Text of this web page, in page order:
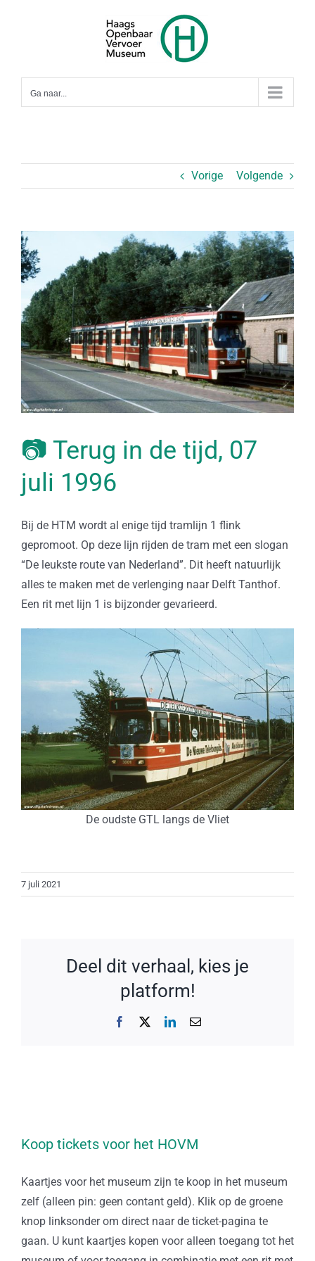
Ga naar...
Vorige Volgende
Bekijk
grotere
afbeelding
📷 Terug in de tijd, 07
juli 1996
Bij de HTM wordt al enige tijd tramlijn 1 flink
gepromoot. Op deze lijn rijden de tram met een slogan
“De leukste route van Nederland”. Dit heeft natuurlijk
alles te maken met de verlenging naar Delft Tanthof.
Een rit met lijn 1 is bijzonder gevarieerd.
De oudste GTL langs de Vliet
7 juli 2021
Deel dit verhaal, kies je
platform!
Facebook LinkedIn
E-
Koop tickets voor het HOVM
Kaartjes voor het museum zijn te koop in het museum
zelf (alleen pin: geen contant geld). Klik op de groene
knop linksonder om direct naar de ticket-pagina te
gaan. U kunt kaartjes kopen voor alleen toegang tot het